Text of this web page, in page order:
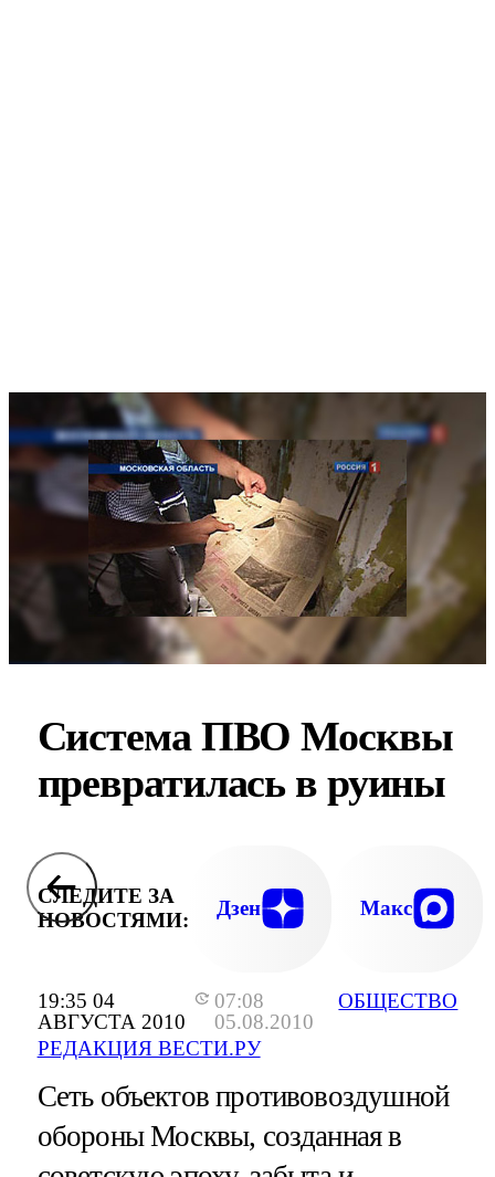
19:35 04
АВГУСТА 2010
07:08
05.08.2010
РЕДАКЦИЯ ВЕСТИ.РУ
ОБЩЕСТВО
Система ПВО Москвы
превратилась в руины
СЛЕДИТЕ ЗА
НОВОСТЯМИ:
Дзен Макс
Сеть объектов противовоздушной
обороны Москвы, созданная в